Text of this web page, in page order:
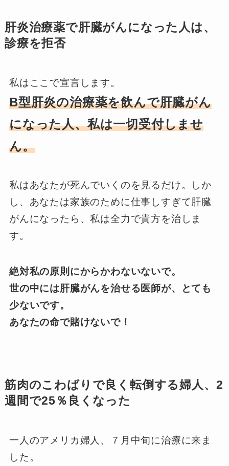
肝炎治療薬で肝臓がんになった人は、
診療を拒否
私はここで宣言します。
B型肝炎の治療薬を飲んで肝臓がん
になった人、私は一切受付しませ
ん。
私はあなたが死んでいくのを見るだけ。しか
し、あなたは家族のために仕事しすぎて肝臓
がんになったら、私は全力で貴方を治しま
す。
絶対私の原則にからかわないないで。
世の中には肝臓がんを治せる医師が、とても
少ないです。
あなたの命で賭けないで！
筋肉のこわばりで良く転倒する婦人、2
週間で25％良くなった
一人のアメリカ婦人、７月中旬に治療に来ま
した。